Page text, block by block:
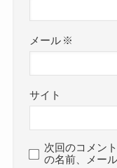
メール※
サイト
次回のコメン
の名前、メー